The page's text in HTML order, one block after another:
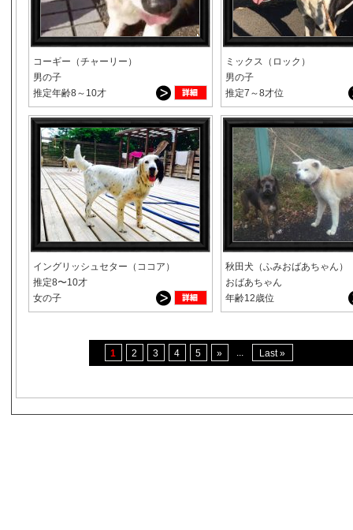
コーギー（チャーリー）
男の子
推定年齢8～10才
ミックス（ロック）
男の子
推定7～8才位
イングリッシュセター（ココア）
推定8〜10才
女の子
秋田犬（ふみおばあちゃん）
おばあちゃん
年齢12歳位
1 2 3 4 5 » ... Last »
s3